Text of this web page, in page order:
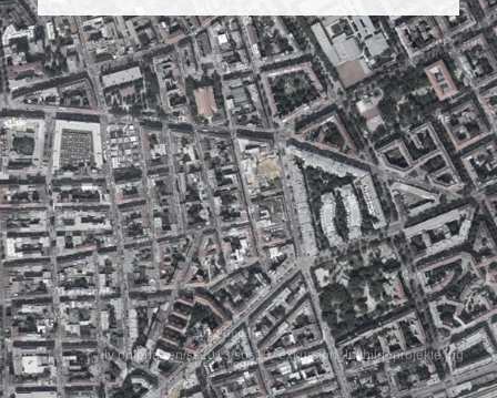
lv unterlagen/ss2013/sos13_exkursion_luftbild_projekte.jpg